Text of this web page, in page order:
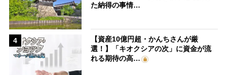
た納得の事情…
4
【資産10億円超・かんちさんが厳
選！】「キオクシアの次」に資金が流
れる期待の高…